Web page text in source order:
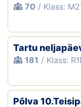
70 / Klass:
Tartu
181 / Klass:
Põlva